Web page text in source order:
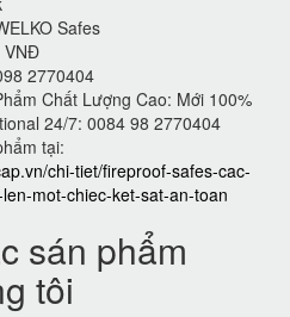
Safes
VNĐ
2770404
Chất Lượng Cao: Mới 100%
24/7: 0084 98 2770404
tại:
chi-tiet/fireproof-safes-cac-
mot-chiec-ket-sat-an-toan
sán phẩm
tôi